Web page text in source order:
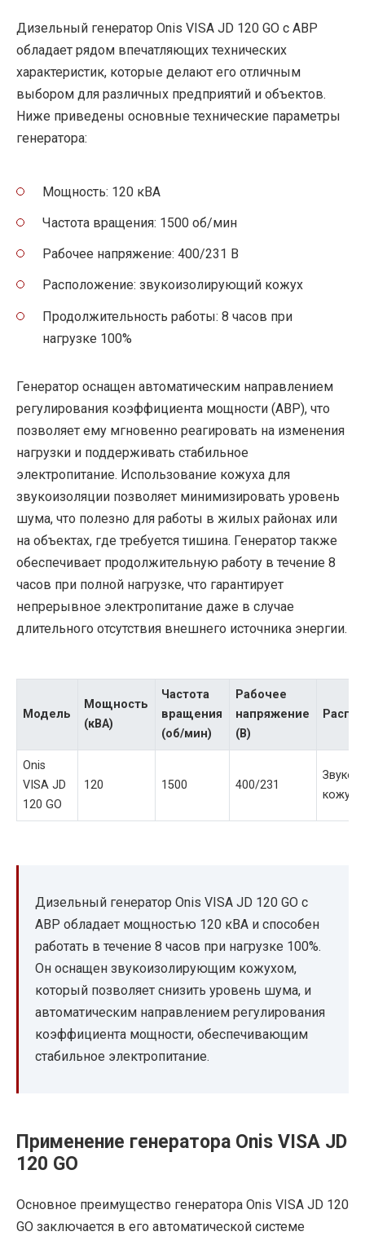
Дизельный генератор Onis VISA JD 120 GO с АВР
обладает рядом впечатляющих технических
характеристик, которые делают его отличным
выбором для различных предприятий и объектов.
Ниже приведены основные технические параметры
генератора:
Мощность: 120 кВА
Частота вращения: 1500 об/мин
Рабочее напряжение: 400/231 В
Расположение: звукоизолирующий кожух
Продолжительность работы: 8 часов при
нагрузке 100%
Генератор оснащен автоматическим направлением
регулирования коэффициента мощности (АВР), что
позволяет ему мгновенно реагировать на изменения
нагрузки и поддерживать стабильное
электропитание. Использование кожуха для
звукоизоляции позволяет минимизировать уровень
шума, что полезно для работы в жилых районах или
на объектах, где требуется тишина. Генератор также
обеспечивает продолжительную работу в течение 8
часов при полной нагрузке, что гарантирует
непрерывное электропитание даже в случае
длительного отсутствия внешнего источника энергии.
Модель
Мощность
(кВА)
Частота
вращения
(об/мин)
Рабочее
напряжение
(В)
Onis
VISA JD
120 GO
120 1500 400/231
кожух
Дизельный генератор Onis VISA JD 120 GO с
АВР обладает мощностью 120 кВА и способен
работать в течение 8 часов при нагрузке 100%.
Он оснащен звукоизолирующим кожухом,
который позволяет снизить уровень шума, и
автоматическим направлением регулирования
коэффициента мощности, обеспечивающим
стабильное электропитание.
Применение генератора Onis VISA JD
120 GO
Основное преимущество генератора Onis VISA JD 120
GO заключается в его автоматической системе